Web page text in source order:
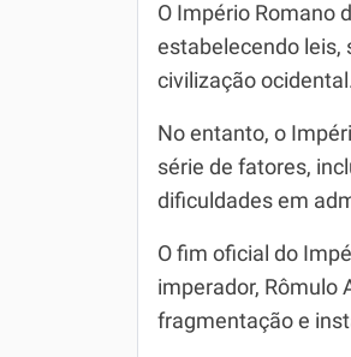
O Império Romano
estabelecendo leis,
civilização
No entanto, o
série de fatores,
dificuldades em
O fim oficial do
imperador, Rômulo
fragmentação e